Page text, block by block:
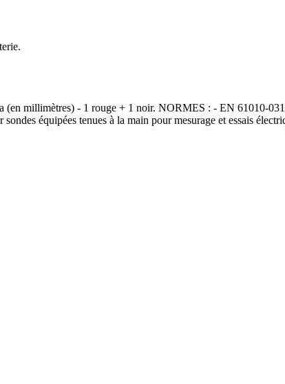
millimètres) - 1 rouge + 1 noir. NORMES : - EN 61010-
équipées tenues à la main pour mesurage et essais